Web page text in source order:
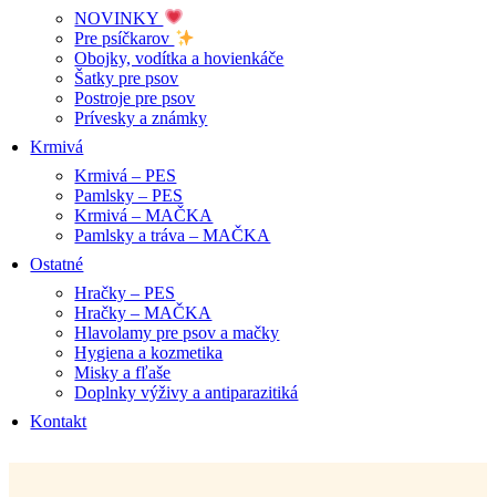
NOVINKY
Pre psíčkarov
Obojky, vodítka a hovienkáče
Šatky pre psov
Postroje pre psov
Prívesky a známky
Krmivá
Krmivá – PES
Pamlsky – PES
Krmivá – MAČKA
Pamlsky a tráva – MAČKA
Ostatné
Hračky – PES
Hračky – MAČKA
Hlavolamy pre psov a mačky
Hygiena a kozmetika
Misky a fľaše
Doplnky výživy a antiparazitiká
Kontakt